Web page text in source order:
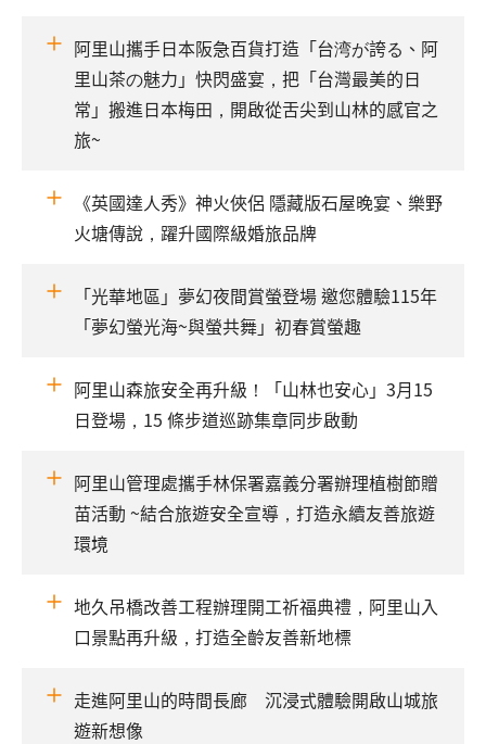
阿里山攜手日本阪急百貨打造「台湾が誇る、阿
里山茶の魅力」快閃盛宴，把「台灣最美的日
常」搬進日本梅田，開啟從舌尖到山林的感官之
旅~
《英國達人秀》神火俠侶 隱藏版石屋晚宴、樂野
火塘傳說，躍升國際級婚旅品牌
「光華地區」夢幻夜間賞螢登場 邀您體驗115年
「夢幻螢光海~與螢共舞」初春賞螢趣
阿里山森旅安全再升級！「山林也安心」3月15
日登場，15 條步道巡跡集章同步啟動
阿里山管理處攜手林保署嘉義分署辦理植樹節贈
苗活動 ~結合旅遊安全宣導，打造永續友善旅遊
環境
地久吊橋改善工程辦理開工祈福典禮，阿里山入
口景點再升級，打造全齡友善新地標
走進阿里山的時間長廊 沉浸式體驗開啟山城旅
遊新想像